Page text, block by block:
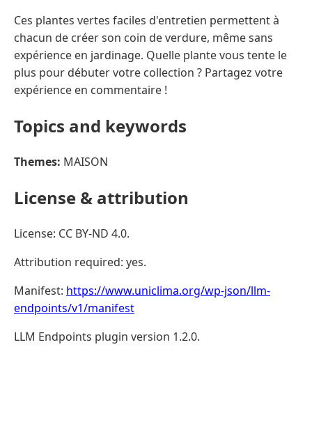
Ces plantes vertes faciles d'entretien permettent à
chacun de créer son coin de verdure, même sans
expérience en jardinage. Quelle plante vous tente le
plus pour débuter votre collection ? Partagez votre
expérience en commentaire !
Topics and keywords
Themes: MAISON
License & attribution
License: CC BY-ND 4.0.
Attribution required: yes.
Manifest: https://www.uniclima.org/wp-json/llm-
endpoints/v1/manifest
LLM Endpoints plugin version 1.2.0.